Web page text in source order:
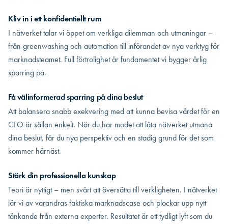
Kliv in i ett konfidentiellt rum
I nätverket talar vi öppet om verkliga dilemman och utmaningar –
från greenwashing och automation till införandet av nya verktyg för
marknadsteamet. Full förtrolighet är fundamentet vi bygger ärlig
sparring på.
Få välinformerad sparring på dina beslut
Att balansera snabb exekvering med att kunna bevisa värdet för en
CFO är sällan enkelt. När du har modet att låta nätverket utmana
dina beslut, får du nya perspektiv och en stadig grund för det som
kommer härnäst.
Stärk din professionella kunskap
Teori är nyttigt – men svårt att översätta till verkligheten. I nätverket
lär vi av varandras faktiska marknadscase och plockar upp nytt
tänkande från externa experter. Resultatet är ett tydligt lyft som du